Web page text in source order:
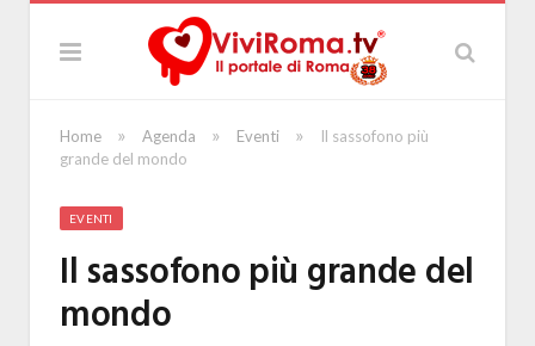
Home » Agenda » Eventi »
Il sassofono più
grande del mondo
EVENTI
Il sassofono più grande del
mondo